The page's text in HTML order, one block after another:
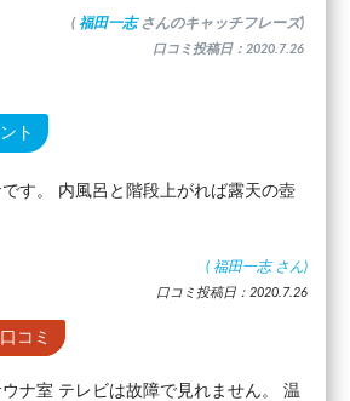
( 福田一志 さんのキャッチフレーズ)
口コミ投稿日：2020.7.26
ト
す。 内風呂と階段上がれば露天の壺
( 福田一志 さん)
口コミ投稿日：2020.7.26
コミ
ナ室 テレビは故障で見れません。 温